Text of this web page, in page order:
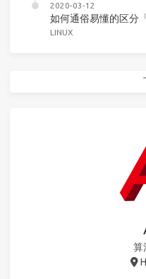
2020-03-12
如何通俗易懂的区分
LINUX
算